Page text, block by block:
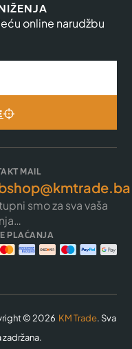
online narudžbu
MAIL
smo za sva vaša
PLAĆANJA
© 2026 KM Trade. Sva
zadržana.